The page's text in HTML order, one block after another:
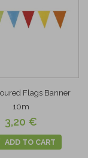
Flags Banner
10m
3,20 €
ADD TO CART